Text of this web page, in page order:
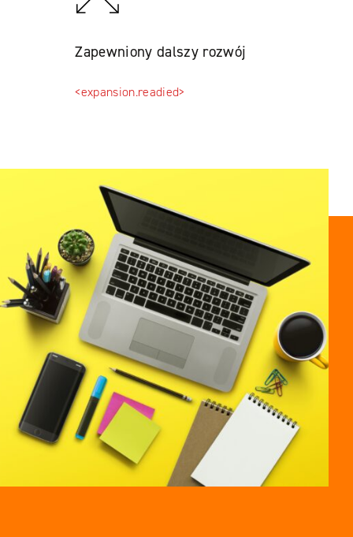
Zapewniony dalszy rozwój
<expansion.readied>